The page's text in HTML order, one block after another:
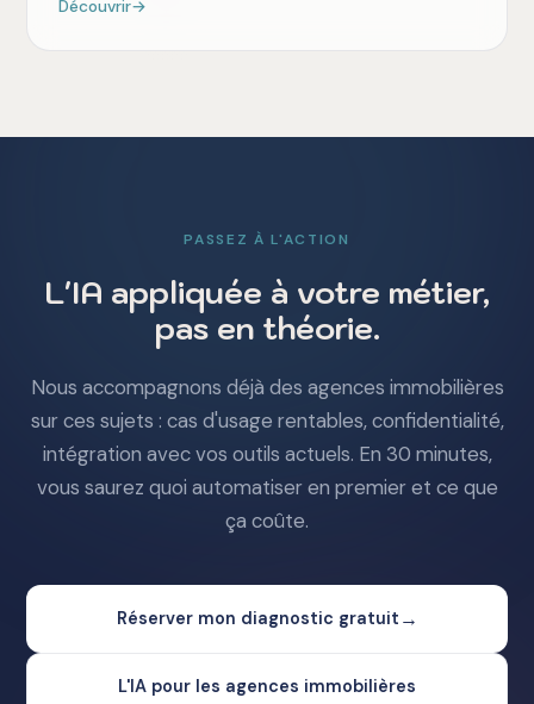
Découvrir→
PASSEZ À L'ACTION
L'IA appliquée à votre métier,
pas en théorie.
Nous accompagnons déjà des agences immobilières
sur ces sujets : cas d'usage rentables, confidentialité,
intégration avec vos outils actuels. En 30 minutes,
vous saurez quoi automatiser en premier et ce que
ça coûte.
Réserver mon diagnostic gratuit →
L'IA pour les agences immobilières